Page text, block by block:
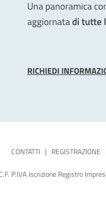
CONTATTI | REGISTRAZIONE
P.IVA Iscrizione Registro